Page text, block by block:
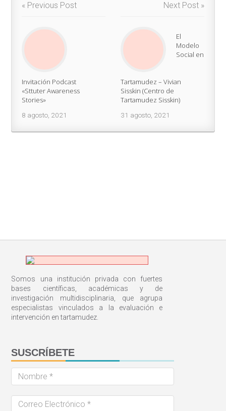
« Previous Post
Invitación Podcast
«Sttuter Awareness
Stories»
8 agosto, 2021
Next Post »
El
Modelo
Social en
Tartamudez – Vivian
Sisskin (Centro de
Tartamudez Sisskin)
31 agosto, 2021
Somos una institución privada con fuertes
bases científicas, académicas y de
investigación multidisciplinaria, que agrupa
especialistas vinculados a la evaluación e
intervención en tartamudez.
SUSCRÍBETE